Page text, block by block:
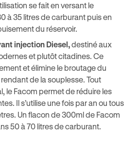
se fait en versant le
à 35 litres de carburant puis en
du réservoir.
injection Diesel,destiné aux
et plutôt citadines. Ce
et élimine le broutage du
de la souplesse. Tout
le Facom permet de réduire les
Il s’utilise une fois par an ou tous
Un flacon de 300ml de Facom
50 à 70 litres de carburant.